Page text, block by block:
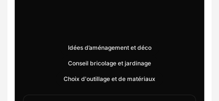
Idées d’aménagement et déco
Conseil bricolage et jardinage
Choix d'outillage et de matériaux